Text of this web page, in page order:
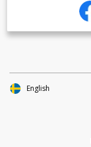
English